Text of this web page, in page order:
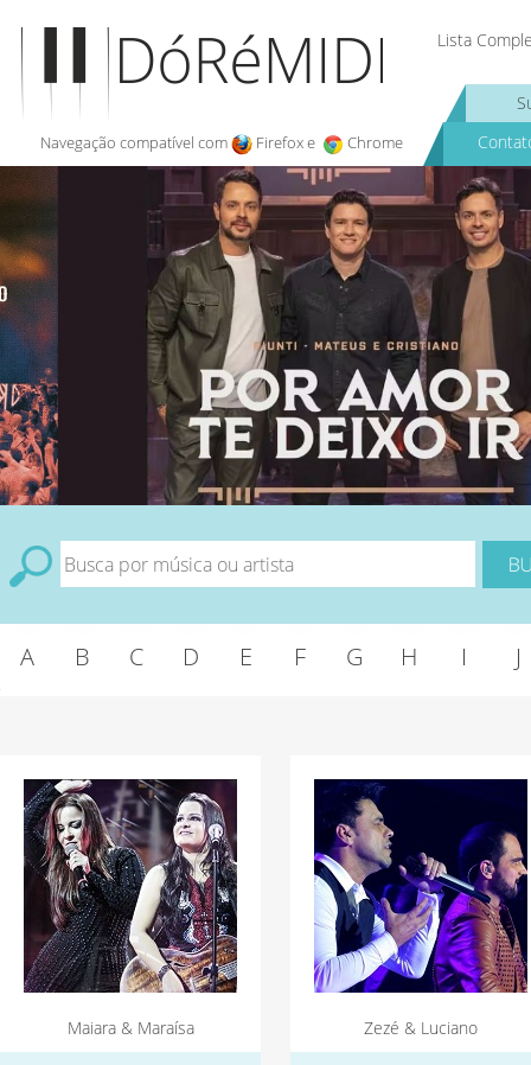
Lista
Navegação compatível com Firefox e Chrome
A B C D E F G H I J
Maiara & Maraísa Zezé & Luciano